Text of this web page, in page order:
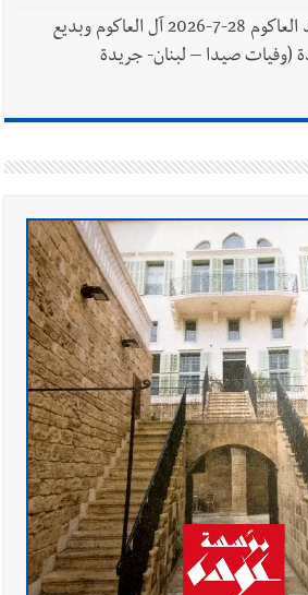
وفاة الحاجة غزالة محمد العاكوم 28-7-2026 آل العاكوم وبديع
(وفيات صيدا – لبنان- جريدة